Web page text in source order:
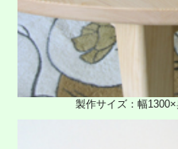
製作サイズ：幅